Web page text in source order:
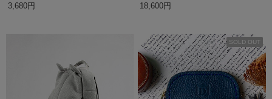
3,680円
18,600円
SOLD OUT